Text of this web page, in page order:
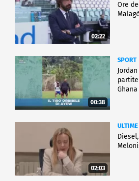
02:22
Ore
00:38
SPORT
02:03